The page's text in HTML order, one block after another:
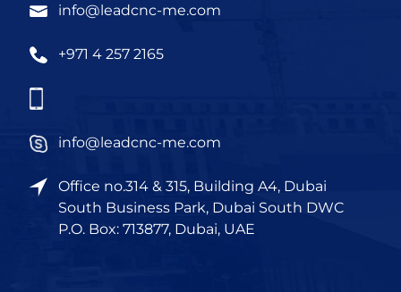
info@leadcnc-me.com
+971 4 257 2165
info@leadcnc-me.com
Office no.314 & 315, Building A4, Dubai
South Business Park, Dubai South DWC
P.O. Box: 713877, Dubai, UAE